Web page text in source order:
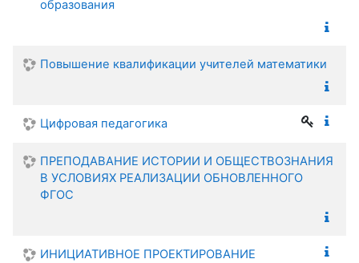
образования
Повышение квалификации учителей математики
Цифровая педагогика
ПРЕПОДАВАНИЕ ИСТОРИИ И ОБЩЕСТВОЗНАНИЯ
В УСЛОВИЯХ РЕАЛИЗАЦИИ ОБНОВЛЕННОГО
ФГОС
ИНИЦИАТИВНОЕ ПРОЕКТИРОВАНИЕ